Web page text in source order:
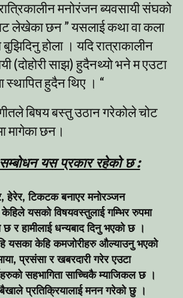
मनोरंजन ब्यवसायी संघको
लेखेका छन ” यसलाई कथा वा कला
होला । यदि रात्राकालीन
(दोहोरी साझ) हुदैनथ्यो भने म एउटा
स्थापित हुदैन थिए । “
बिषय बस्तु उठान गरेकोले चोट
मागेका छन।
यस प्रकार रहेको छ :
हेरेर, टिकटक बनाएर मनोरञ्जन
यसको विषयवस्तुलाई गम्भिर रुपमा
र हामीलाई धन्यबाद दिनु भएको छ ।
यसका केहि कमजोरीहरु औल्याउनु भएको
प्रसंसा र खबरदारी गरेर एउटा
सहभागिता साच्चिकै म्याजिकल छ ।
प्रतिक्रियालाई मनन गरेको छु ।